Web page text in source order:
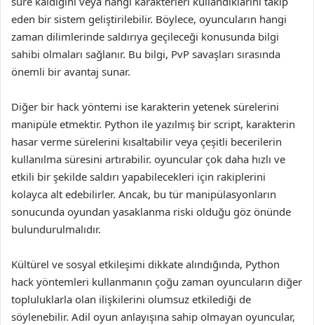
eden bir sistem geliştirilebilir. Böylece, oyuncuların hangi
zaman dilimlerinde saldırıya geçileceği konusunda bilgi
sahibi olmaları sağlanır. Bu bilgi, PvP savaşları sırasında
önemli bir avantaj sunar.
Diğer bir hack yöntemi ise karakterin yetenek sürelerini
manipüle etmektir. Python ile yazılmış bir script, karakterin
hasar verme sürelerini kısaltabilir veya çeşitli becerilerin
kullanılma süresini artırabilir. oyuncular çok daha hızlı ve
etkili bir şekilde saldırı yapabilecekleri için rakiplerini
kolayca alt edebilirler. Ancak, bu tür manipülasyonların
sonucunda oyundan yasaklanma riski olduğu göz önünde
bulundurulmalıdır.
Kültürel ve sosyal etkileşimi dikkate alındığında, Python
hack yöntemleri kullanmanın çoğu zaman oyuncuların diğer
topluluklarla olan ilişkilerini olumsuz etkilediği de
söylenebilir. Adil oyun anlayışına sahip olmayan oyuncular,